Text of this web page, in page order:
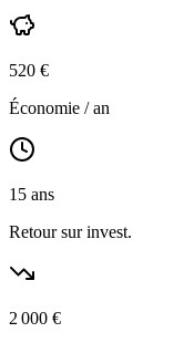
520 €
Économie / an
15 ans
Retour sur invest.
2 000 €